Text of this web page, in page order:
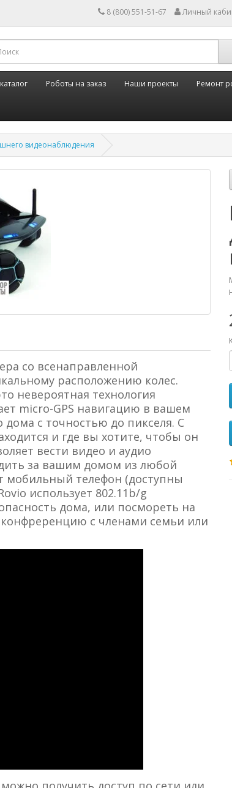
8 (800) 551-51-67 Личный
Роботы на заказ Наши проекты Ремонт
видеонаблюдения
со всенаправленной
расположению колес.
невероятная технология
micro-GPS навигацию в вашем
дома с точностью до пикселя. С
и где вы хотите, чтобы он
вести видео и аудио
за вашим домом из любой
мобильный телефон (доступны
использует 802.11b/g
дома, или посмореть на
с членами семьи или